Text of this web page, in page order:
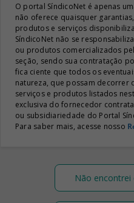
O portal SíndicoNet é apenas
não oferece quaisquer
produtos e serviços
SíndicoNet não se
ou produtos comercializados
seção, sendo sua contratação
fica ciente que todos os
natureza, que possam decorrer
serviços e produtos listados
exclusiva do fornecedor
ou subsidiariedade do Portal
Para saber mais, acesse nosso
Não encontrei